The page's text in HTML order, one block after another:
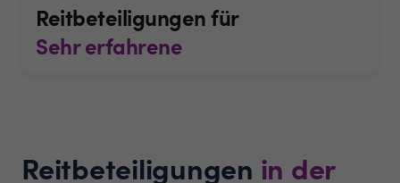
Reitbeteiligungen für
Sehr erfahrene
Reitbeteiligungen in der